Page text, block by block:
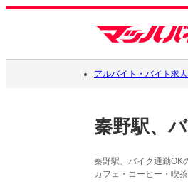
アルバイト・バイト求
秦野駅、
秦野駅、バイク通勤OK
カフェ・コーヒー・喫